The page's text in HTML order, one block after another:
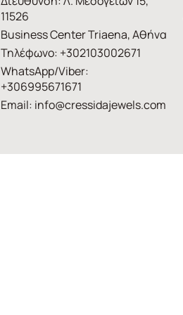
11526
Business Center Triaena, Αθήνα
Τηλέφωνο: +302103002671
WhatsApp/Viber:
+306995671671
Email: info@cressidajewels.com